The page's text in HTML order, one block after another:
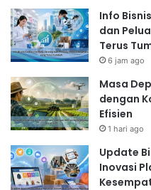
Info
dan
Terus
6 jam ago
Masa
dengan
Efisien
1 hari ago
Update
Inovasi